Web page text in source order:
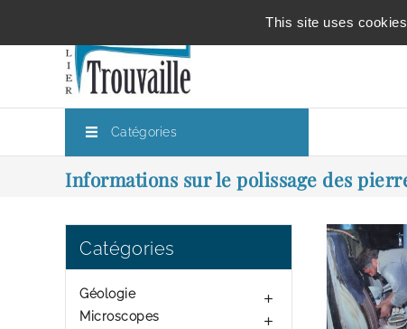
Catégories
Informations sur le polissage des
Catégories
Géologie 
Microscopes 
This site uses